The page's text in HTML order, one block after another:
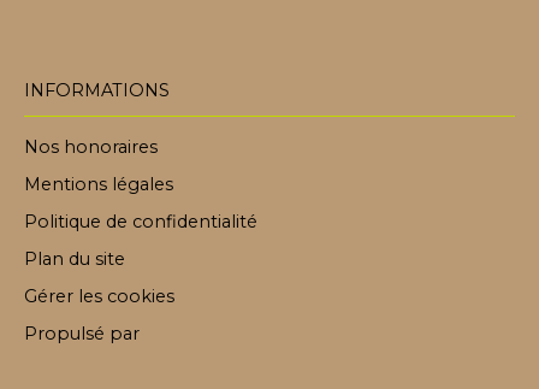
INFORMATIONS
Nos honoraires
Mentions légales
Politique de confidentialité
Plan du site
Gérer les cookies
Propulsé par